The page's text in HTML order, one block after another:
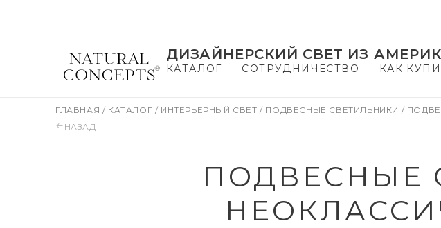
ДИЗАЙНЕРСКИЙ СВЕТ ИЗ
КАТАЛОГ СОТРУДНИЧЕСТВО КАК
ГЛАВНАЯ / КАТАЛОГ / ИНТЕРЬЕРНЫЙ СВЕТ/ ПОДВЕСНЫЕ СВЕТИЛЬНИКИ /
НАЗАД
ПОДВЕСНЫЕ